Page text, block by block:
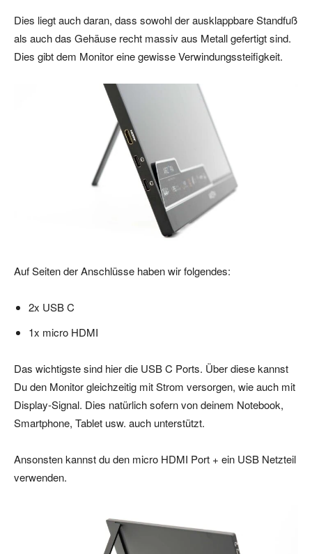
Dies liegt auch daran, dass sowohl der ausklappbare Standfuß
als auch das Gehäuse recht massiv aus Metall gefertigt sind.
Dies gibt dem Monitor eine gewisse Verwindungssteifigkeit.
Auf Seiten der Anschlüsse haben wir folgendes:
2x USB C
1x micro HDMI
Das wichtigste sind hier die USB C Ports. Über diese kannst
Du den Monitor gleichzeitig mit Strom versorgen, wie auch mit
Display-Signal. Dies natürlich sofern von deinem Notebook,
Smartphone, Tablet usw. auch unterstützt.
Ansonsten kannst du den micro HDMI Port + ein USB Netzteil
verwenden.